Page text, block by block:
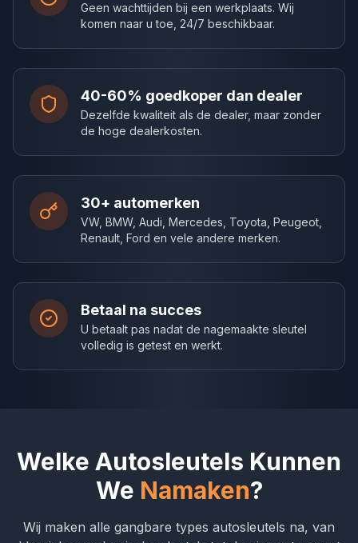
Geen wachttijden bij een werkplaats. Wij
komen naar u toe, 24/7 beschikbaar.
40-60% goedkoper dan dealer
Dezelfde kwaliteit als de dealer, maar zonder
de hoge dealerkosten.
30+ automerken
VW, BMW, Audi, Mercedes, Toyota, Peugeot,
Renault, Ford en vele andere merken.
Betaal na succes
U betaalt pas nadat de nagemaakte sleutel
volledig is getest en werkt.
Welke Autosleutels Kunnen
We Namaken?
Wij maken alle gangbare types autosleutels na, van